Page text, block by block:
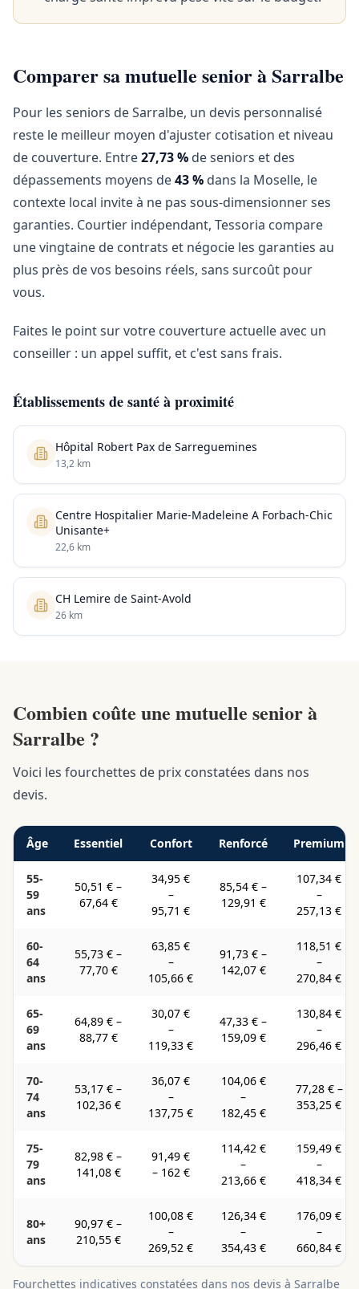
Comparer sa mutuelle senior à Sarralbe
Pour les seniors de Sarralbe, un devis personnalisé
reste le meilleur moyen d'ajuster cotisation et niveau
de couverture. Entre27,73 % de seniors et des
dépassements moyens de43 % dans la Moselle, le
contexte local invite à ne pas sous-dimensionner ses
garanties. Courtier indépendant, Tessoria compare
une vingtaine de contrats et négocie les garanties au
plus près de vos besoins réels, sans surcoût pour
vous.
Faites le point sur votre couverture actuelle avec un
conseiller : un appel suffit, et c'est sans frais.
Établissements de santé à proximité
Hôpital Robert Pax de Sarreguemines
13,2 km
Centre Hospitalier Marie-Madeleine A Forbach-Chic
Unisante+
22,6 km
CH Lemire de Saint-Avold
26 km
Combien coûte une mutuelle senior à
Sarralbe ?
Voici les fourchettes de prix constatées dans nos
devis.
Âge Essentiel Confort Renforcé Premium
55-
59
ans
50,51 € –
67,64 €
34,95 €
–
95,71 €
85,54 € –
129,91 €
107,34 €
–
257,13 €
60-
64
ans
55,73 € –
77,70 €
63,85 €
–
105,66 €
91,73 € –
142,07 €
118,51 €
–
270,84 €
65-
69
ans
64,89 € –
88,77 €
30,07 €
–
119,33 €
47,33 € –
159,09 €
130,84 €
–
296,46 €
70-
74
ans
53,17 € –
102,36 €
36,07 €
–
137,75 €
104,06 €
–
182,45 €
77,28 €–
353,25 €
75-
79
ans
82,98 € –
141,08 €
91,49 €
– 162 €
114,42 €
–
213,66 €
159,49 €
–
418,34 €
80+
ans
90,97 € –
210,55 €
100,08 €
–
269,52 €
126,34 €
–
354,43 €
176,09 €
–
660,84 €
Fourchettes indicatives constatées dans nos devis à Sarralbe